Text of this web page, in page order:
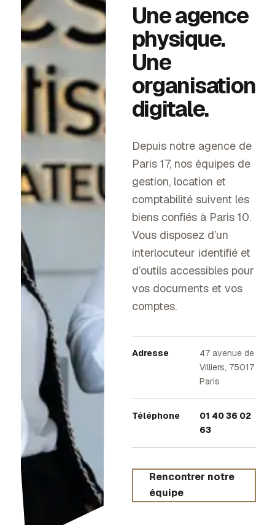
Une agence
physique.
Une
organisation
digitale.
Depuis notre agence de
Paris 17, nos équipes de
gestion, location et
comptabilité suivent les
biens confiés à Paris 10.
Vous disposez d’un
interlocuteur identifié et
d’outils accessibles pour
vos documents et vos
comptes.
Adresse
47 avenue de
Villiers, 75017
Paris
Téléphone
01 40 36 02
63
Rencontrer notre
équipe